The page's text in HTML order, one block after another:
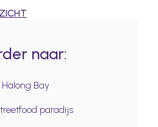
naar:
Bay
paradijs